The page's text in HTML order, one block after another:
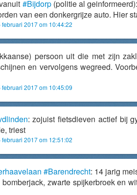
#Bijdorp(politie al
van een donkergrijze auto. Hier
2017 om 10:44:22
persoon uit die met zijn
en vervolgens wegreed.
2017 om 10:45:09
: zojuist fietsdieven actief bij
triest
2017 om 12:51:02
#Barendrecht: 14 jarig
bomberjack, zwarte spijkerbroek en